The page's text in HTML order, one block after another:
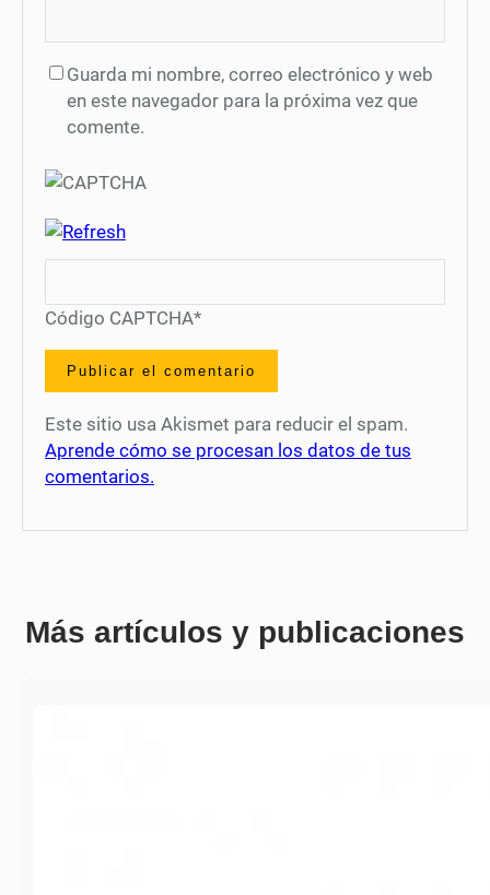
Guarda mi nombre, correo electrónico y web
en este navegador para la próxima vez que
comente.
Código CAPTCHA*
Este sitio usa Akismet para reducir el spam.
Aprende cómo se procesan los datos de tus
comentarios.
Más artículos y publicaciones